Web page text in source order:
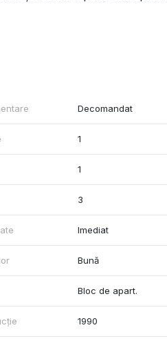
Decomandat
1
1
3
Imediat
Bună
Bloc de apart.
1990